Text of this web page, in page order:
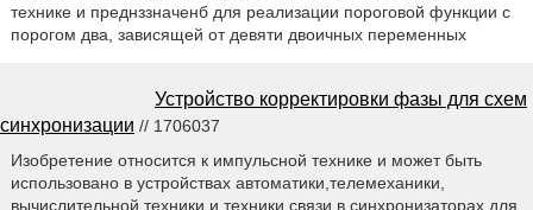
технике и преднззначенб для реализации пороговой функции с
порогом два, зависящей от девяти двоичных переменных
Устройство корректировки фазы для схем
синхронизации // 1706037
Изобретение относится к импульсной технике и может быть
использовано в устройствах автоматики,телемеханики,
вычислительной техники и техники связи в синхронизаторах для